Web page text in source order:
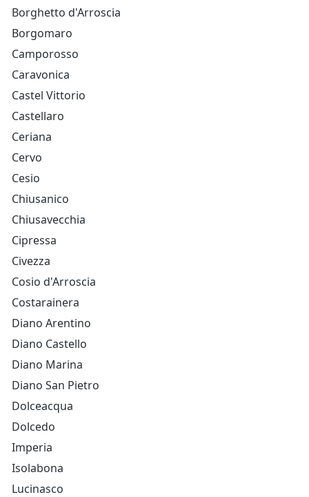
Borghetto d'Arroscia
Borgomaro
Camporosso
Caravonica
Castel Vittorio
Castellaro
Ceriana
Cervo
Cesio
Chiusanico
Chiusavecchia
Cipressa
Civezza
Cosio d'Arroscia
Costarainera
Diano Arentino
Diano Castello
Diano Marina
Diano San Pietro
Dolceacqua
Dolcedo
Imperia
Isolabona
Lucinasco